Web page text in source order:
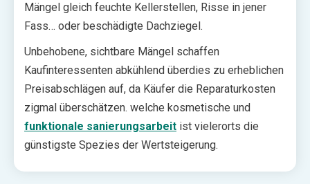
Mängel gleich feuchte Kellerstellen, Risse in jener
Fass… oder beschädigte Dachziegel.
Unbehobene, sichtbare Mängel schaffen
Kaufinteressenten abkühlend überdies zu erheblichen
Preisabschlägen auf, da Käufer die Reparaturkosten
zigmal überschätzen. welche kosmetische und
funktionale sanierungsarbeit ist vielerorts die
günstigste Spezies der Wertsteigerung.